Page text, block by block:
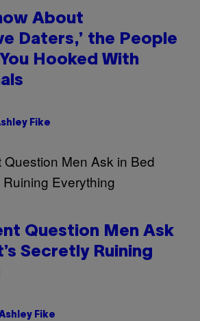
About
Daters,’ the People
Hooked With
Fike
Question Men Ask
Secretly Ruining
Fike